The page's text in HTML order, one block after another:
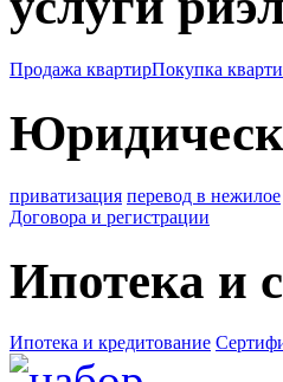
Продажа квартирПокупка
приватизация перевод в нежилое
Договора и регистрации
Ипотека и
Ипотека и кредитование